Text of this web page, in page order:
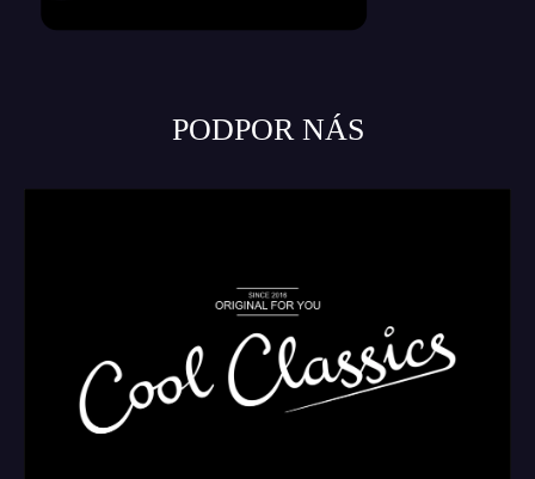
PODPOR NÁS